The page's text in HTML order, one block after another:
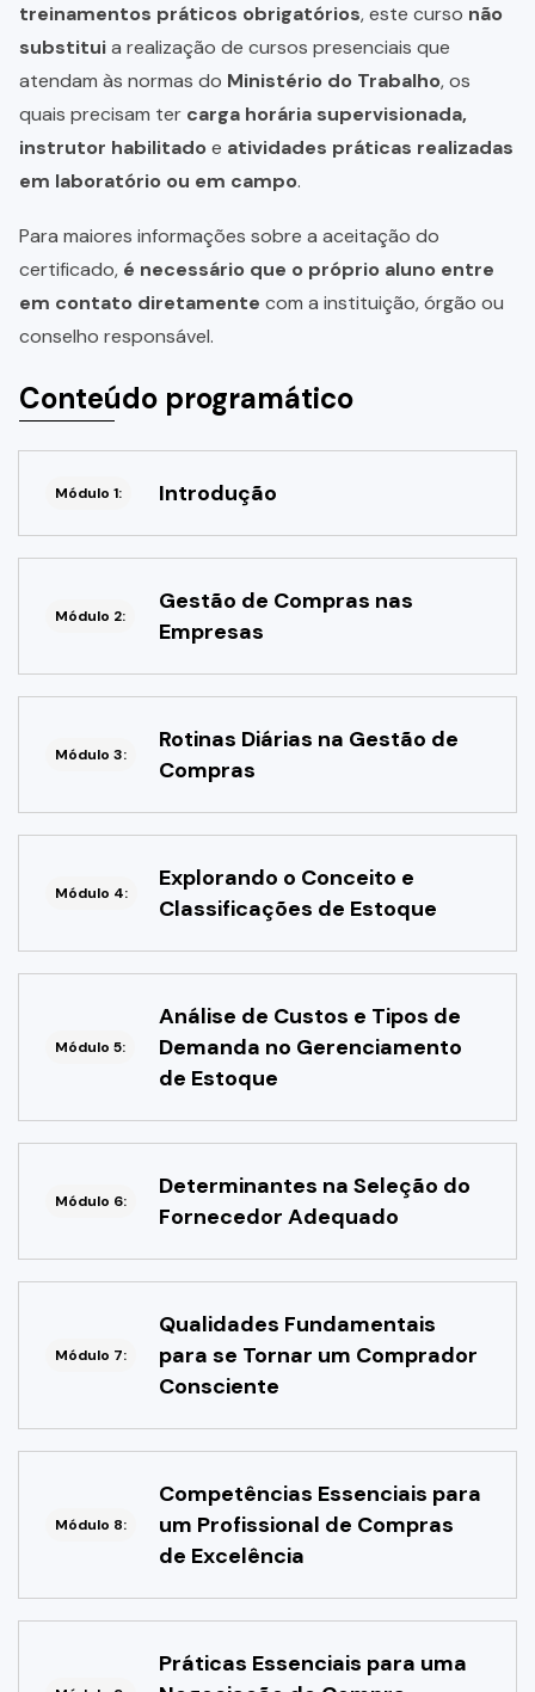
treinamentos práticos obrigatórios, este curso não
substituia realização de cursos presenciais que
atendam às normas do Ministério do Trabalho, os
quais precisam ter carga horária supervisionada,
instrutor habilitadoe atividades práticas realizadas
em laboratório ou em campo.
Para maiores informações sobre a aceitação do
certificado, é necessário que o próprio aluno entre
em contato diretamente com a instituição, órgão ou
conselho responsável.
Conteúdo programático
Módulo 1: Introdução
Módulo 2:
Gestão de Compras nas
Empresas
Módulo 3:
Rotinas Diárias na Gestão de
Compras
Módulo 4:
Explorando o Conceito e
Classificações de Estoque
Módulo 5:
Análise de Custos e Tipos de
Demanda no Gerenciamento
de Estoque
Módulo 6:
Determinantes na Seleção do
Fornecedor Adequado
Módulo 7:
Qualidades Fundamentais
para se Tornar um Comprador
Consciente
Módulo 8:
Competências Essenciais para
um Profissional de Compras
de Excelência
Práticas Essenciais para uma